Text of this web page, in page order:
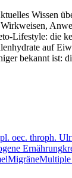
Wissen
Lifestyle: die
auf
bekannt ist:
oec. throph.
Ernährung
MigräneMultiple